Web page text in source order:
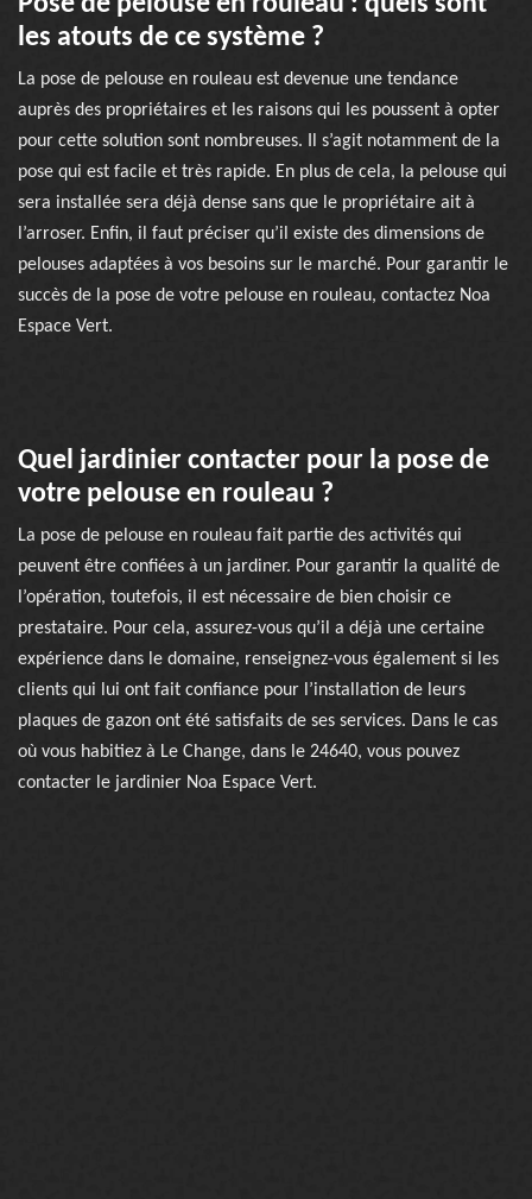
les atouts de ce système ?
La pose de pelouse en rouleau est devenue une tendance
auprès des propriétaires et les raisons qui les poussent à opter
pour cette solution sont nombreuses. Il s’agit notamment de la
pose qui est facile et très rapide. En plus de cela, la pelouse qui
sera installée sera déjà dense sans que le propriétaire ait à
l’arroser. Enfin, il faut préciser qu’il existe des dimensions de
pelouses adaptées à vos besoins sur le marché. Pour garantir le
succès de la pose de votre pelouse en rouleau, contactez Noa
Espace Vert.
Quel jardinier contacter pour la pose de
votre pelouse en rouleau ?
La pose de pelouse en rouleau fait partie des activités qui
peuvent être confiées à un jardiner. Pour garantir la qualité de
l’opération, toutefois, il est nécessaire de bien choisir ce
prestataire. Pour cela, assurez-vous qu’il a déjà une certaine
expérience dans le domaine, renseignez-vous également si les
clients qui lui ont fait confiance pour l’installation de leurs
plaques de gazon ont été satisfaits de ses services. Dans le cas
où vous habitiez à Le Change, dans le 24640, vous pouvez
contacter le jardinier Noa Espace Vert.